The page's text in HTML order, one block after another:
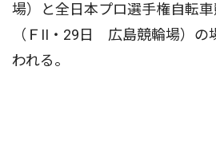
場）と全日本プロ選手権自転
（ＦII・29日 広島競輪場）の
われる。